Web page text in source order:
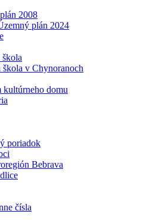
2008
plán 2024
škola
škola v Chynoranoch
kultúrneho domu
poriadok
Bebrava
čísla